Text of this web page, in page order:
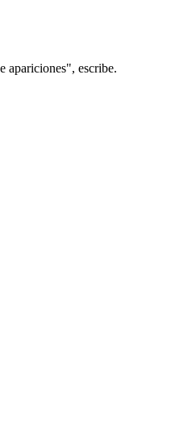
apariciones", escribe.